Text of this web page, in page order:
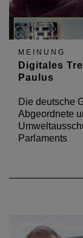
MEINUNG
Digitales
Paulus
Die deutsche
Abgeordnete
Parlaments